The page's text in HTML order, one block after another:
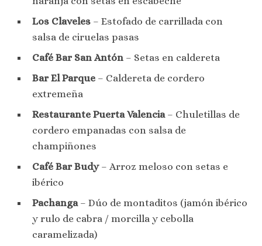
Los Claveles – Estofado de carrillada con
salsa de ciruelas pasas
Café Bar San Antón – Setas en caldereta
Bar El Parque – Caldereta de cordero
extremeña
Restaurante Puerta Valencia – Chuletillas de
cordero empanadas con salsa de
champiñones
Café Bar Budy– Arroz meloso con setas e
ibérico
Pachanga – Dúo de montaditos (jamón ibérico
y rulo de cabra / morcilla y cebolla
caramelizada)